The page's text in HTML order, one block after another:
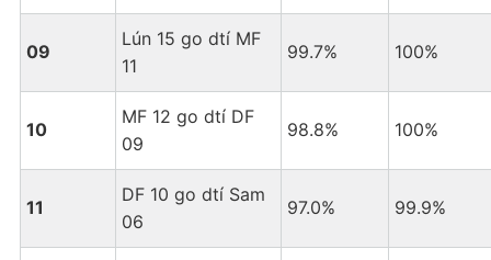
09
Lún 15 go dtí MF
11
99.7% 100%
10
MF 12 go dtí DF
09
98.8% 100%
11
DF 10 go dtí Sam
06
97.0% 99.9%